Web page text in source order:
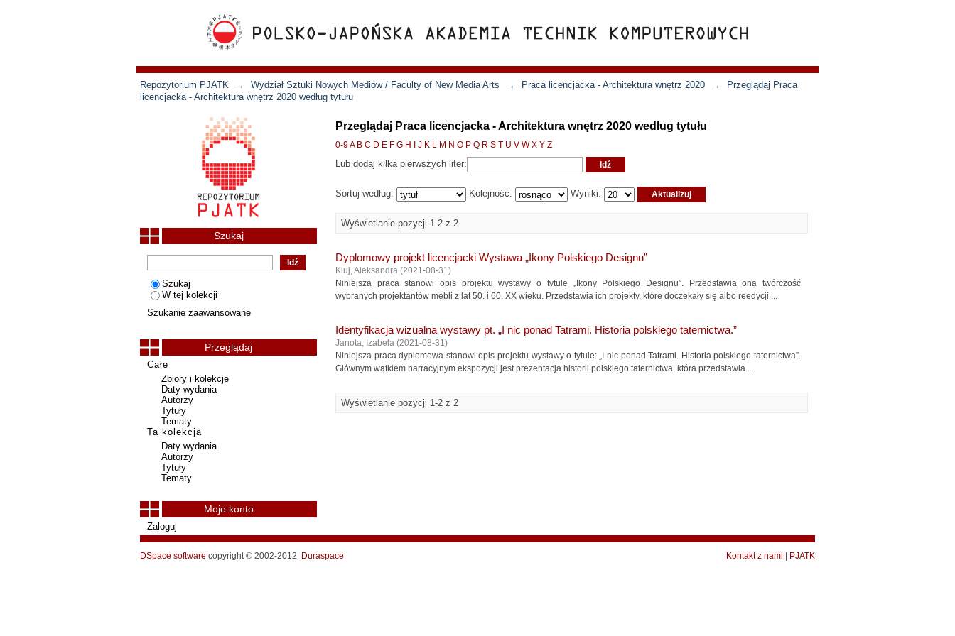
Repozytorium PJATK → Wydział Sztuki Nowych Mediów / Faculty of New Media Arts → Praca licencjacka - Architektura wnętrz 2020 →
Przeglądaj Praca
licencjacka - Architektura wnętrz 2020 według tytułu
Przeglądaj Praca licencjacka - Architektura wnętrz 2020 według tytułu
0-9A B C D E F G H J K L M N O P Q R S T U V W X Y Z
Lub dodaj kilka pierwszych liter:
Sortuj według: Kolejność: Wyniki:
Wyświetlanie pozycji 1-2 z 2
Dyplomowy projekt licencjacki Wystawa „Ikony Polskiego Designu”
Kluj, Aleksandra (2021-08-31)
Niniejsza praca stanowi opis projektu wystawy o tytule „Ikony Polskiego Designu”. Przedstawia ona twórczość
wybranych projektantów mebli z lat 50. i 60. XX wieku. Przedstawia ich projekty, które doczekały się albo reedycji ...
Identyfikacja wizualna wystawy pt. „I nic ponad Tatrami. Historia polskiego taternictwa.”
Janota, Izabela (2021-08-31)
Niniejsza praca dyplomowa stanowi opis projektu wystawy o tytule: „I nic ponad Tatrami. Historia polskiego taternictwa”.
Głównym wątkiem narracyjnym ekspozycji jest prezentacja historii polskiego taternictwa, która przedstawia ...
Wyświetlanie pozycji 1-2 z 2
Szukaj
Szukaj
W tej kolekcji
Szukanie zaawansowane
Przeglądaj
Całe
Zbiory i kolekcje
Daty wydania
Autorzy
Tytuły
Tematy
Ta kolekcja
Daty wydania
Autorzy
Tytuły
Tematy
Moje konto
Zaloguj
DSpace software copyright © 2002-2012 Duraspace Kontakt z nami PJATK